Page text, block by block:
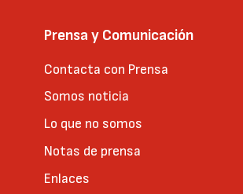
Prensa y Comunicación
Contacta con Prensa
Somos noticia
Lo que no somos
Notas de prensa
Enlaces